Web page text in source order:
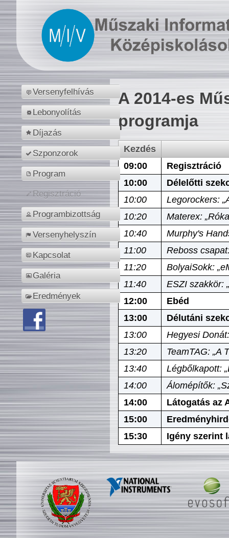
Versenyfelhívás
Lebonyolítás
Díjazás
Szponzorok
Program
Regisztráció
Programbizottság
Versenyhelyszín
Kapcsolat
Galéria
Eredmények
A 2014-es
programja
Kezdés
09:00
Regisztráció
10:00
Délelőtti
10:00
Legorockers:
10:20
Materex:
10:40
Murphy's
11:00
Reboss
11:20
BolyaiSokk:
11:40
ESZI szakkör:
12:00
Ebéd
13:00
Délutáni
13:00
Hegyesi
13:20
TeamTAG: „A
13:40
Légbőlkapott:
14:00
Álomépítők:
14:00
Látogatás az
15:00
15:30
Igény szerint